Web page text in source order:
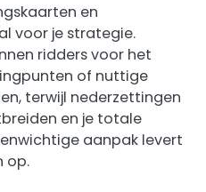
en
voor je strategie.
ridders voor het
of nuttige
terwijl nederzettingen
en je totale
aanpak levert
op.